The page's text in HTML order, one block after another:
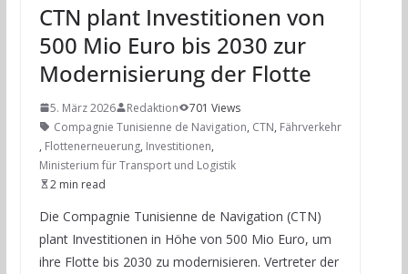
CTN plant Investitionen von
500 Mio Euro bis 2030 zur
Modernisierung der Flotte
5. März 2026 Redaktion
701 Views
Compagnie Tunisienne de Navigation, CTN, Fährverkehr
, Flottenerneuerung, Investitionen,
Ministerium für Transport und Logistik
2 min read
Die Compagnie Tunisienne de Navigation (CTN)
plant Investitionen in Höhe von 500 Mio Euro, um
ihre Flotte bis 2030 zu modernisieren. Vertreter der